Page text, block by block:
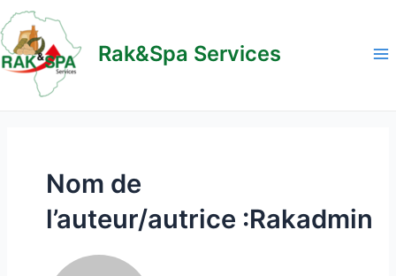
Aller
au
contenu
Rak&Spa Services
Nom de
l’auteur/autrice :Rakadmin